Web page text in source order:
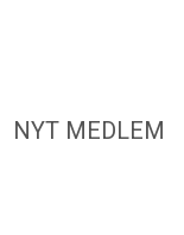
NYT MEDLEM